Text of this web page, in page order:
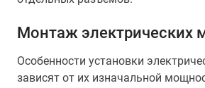
Монтаж электрических
Особенности установки
зависят от их изначальной